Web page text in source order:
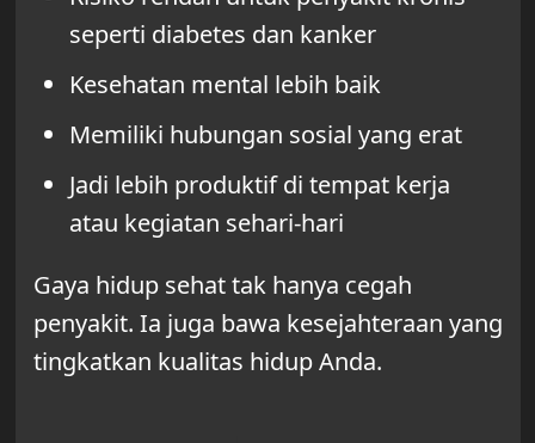
seperti diabetes dan kanker
Kesehatan mental lebih baik
Memiliki hubungan sosial yang erat
Jadi lebih produktif di tempat kerja
atau kegiatan sehari-hari
Gaya hidup sehat tak hanya cegah
penyakit. Ia juga bawa kesejahteraan yang
tingkatkan kualitas hidup Anda.